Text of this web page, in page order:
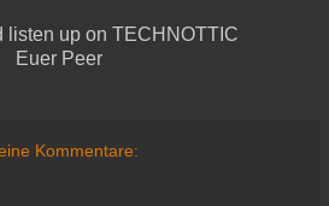
listen up on TECHNOTTIC
Euer Peer
Kommentare: